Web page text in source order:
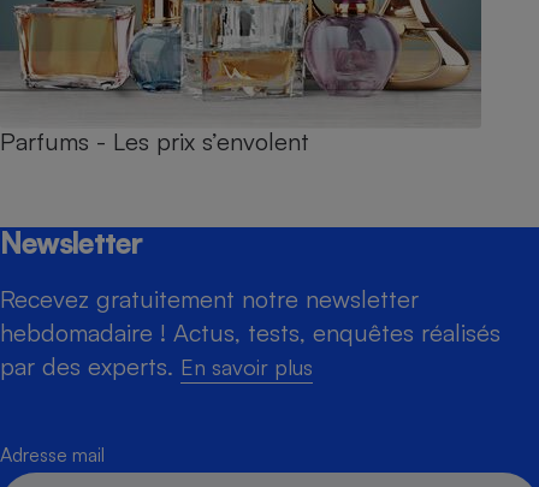
Parfums - Les prix s’envolent
Newsletter
Recevez gratuitement notre newsletter
hebdomadaire ! Actus, tests, enquêtes réalisés
par des experts. En savoir plus
Adresse mail